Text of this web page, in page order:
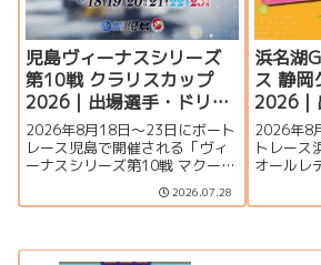
児島ヴィーナスシリーズ
第10戦 クラリスカップ
2026｜出場選手・ドリー
ム戦・注目モーター・イ
ベント情報まとめ
2026年8月18日～23日にボート
レース児島で開催される「ヴィ
ーナスシリーズ第10戦 マクール
の特集ページです。出場選手一
報まで詳しく紹介します。
2026.07.28
浜名湖
ス 静岡
2026｜
ム戦・
ベント
2026年8
トレース
オールレ
場選手
を詳しく